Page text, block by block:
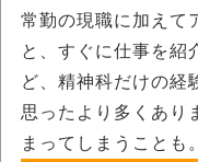
常勤の現職に加えて
と、すぐに仕事を紹
ど、精神科だけの経
思ったより多くあり
まってしまうことも